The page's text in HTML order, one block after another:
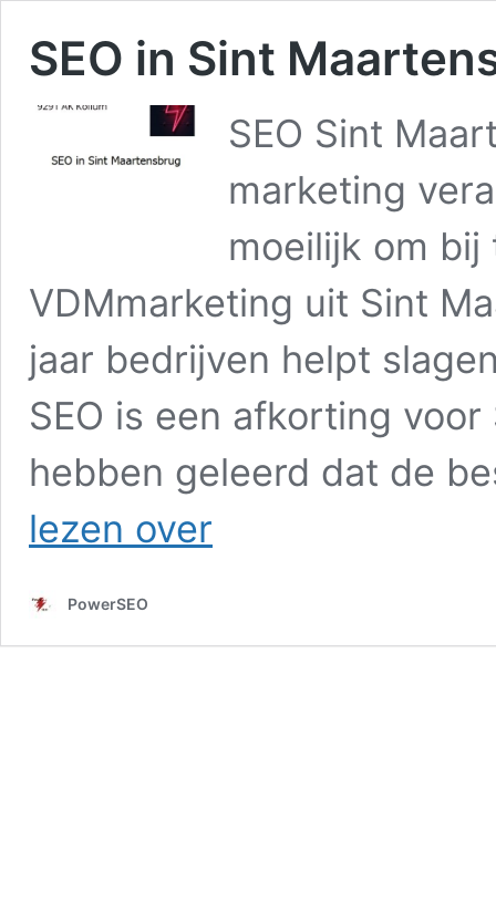
SEO in Sint
SEO Sint
marketing
moeilijk om bij
VDMmarketing uit Sint
jaar bedrijven helpt
SEO is een afkorting
hebben geleerd dat de
lezen over
PowerSEO